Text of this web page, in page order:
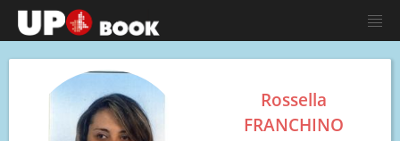
Rossella
FRANCHINO